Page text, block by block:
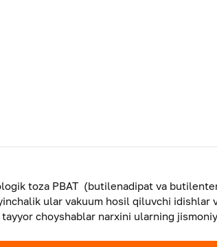
toza PBAT (butilenadipat va
ular vakuum hosil qiluvchi
choyshablar narxini ularning